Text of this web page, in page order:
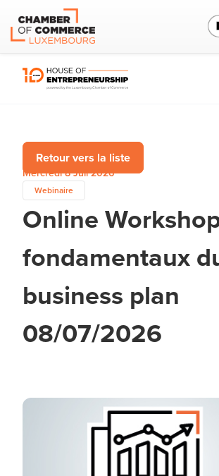
Retour vers la liste
Mercredi 8 Juil 2026
Webinaire
Online
fondamentaux
business plan
08/07/2026